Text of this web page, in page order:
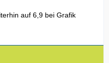
auf 6,9 bei Grafik